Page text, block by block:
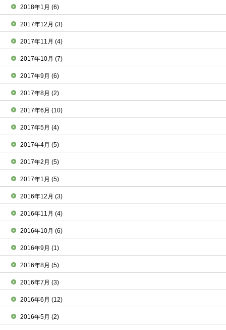
2018年1月(6)
2017年12月(3)
2017年11月(4)
2017年10月(7)
2017年9月(6)
2017年8月(2)
2017年6月(10)
2017年5月(4)
2017年4月(5)
2017年2月(5)
2017年1月(5)
2016年12月(3)
2016年11月(4)
2016年10月(6)
2016年9月(1)
2016年8月(5)
2016年7月(3)
2016年6月(12)
2016年5月(2)